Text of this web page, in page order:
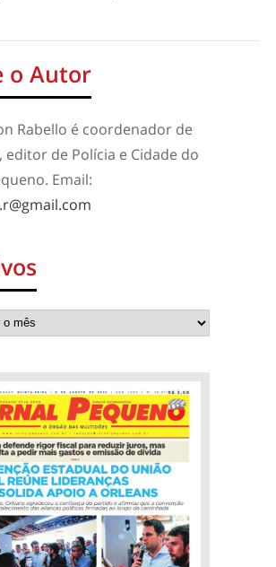
o Autor
Rabello é coordenador de
editor de Polícia e Cidade do
Email: